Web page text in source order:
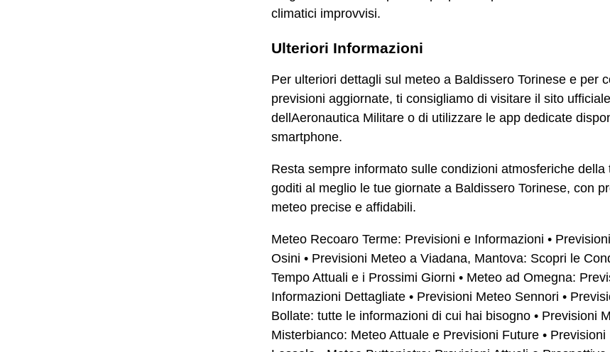
climatici improvvisi.
Ulteriori Informazioni
Per ulteriori dettagli sul meteo a Baldissero Torinese e per
previsioni aggiornate, ti consigliamo di visitare il sito ufficiale
dellAeronautica Militare o di utilizzare le app dedicate
smartphone.
Resta sempre informato sulle condizioni atmosferiche della
goditi al meglio le tue giornate a Baldissero Torinese, con
meteo precise e affidabili.
Meteo Recoaro Terme: Previsioni e Informazioni •
Osini • Previsioni Meteo a Viadana, Mantova: Scopri le
Tempo Attuali e i Prossimi Giorni • Meteo ad Omegna:
Informazioni Dettagliate • Previsioni Meteo Sennori •
Bollate: tutte le informazioni di cui hai bisogno • Previsioni
Misterbianco: Meteo Attuale e Previsioni Future • Previsioni